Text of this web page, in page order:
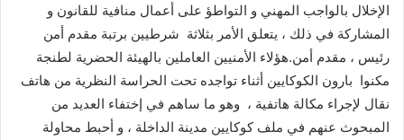
الإخلال بالواجب المهني و التواطؤ على أعمال منافية للقانون و
المشاركة في ذلك ، يتعلق الأمر بثلاثة شرطيين برتبة مقدم أمن
رئيس ، مقدم أمن.هؤلاء الأمنيين العاملين بالهيئة الحضرية لطنجة
مكنوا بارون الكوكايين أثناء تواجده تحت الحراسة النظرية من هاتف
نقال لإجراء مكالة هاتفية ، وهو ما ساهم في إختفاء العديد من
المبحوث عنهم في ملف كوكايين مدينة الداخلة ، و أحبط محاولة